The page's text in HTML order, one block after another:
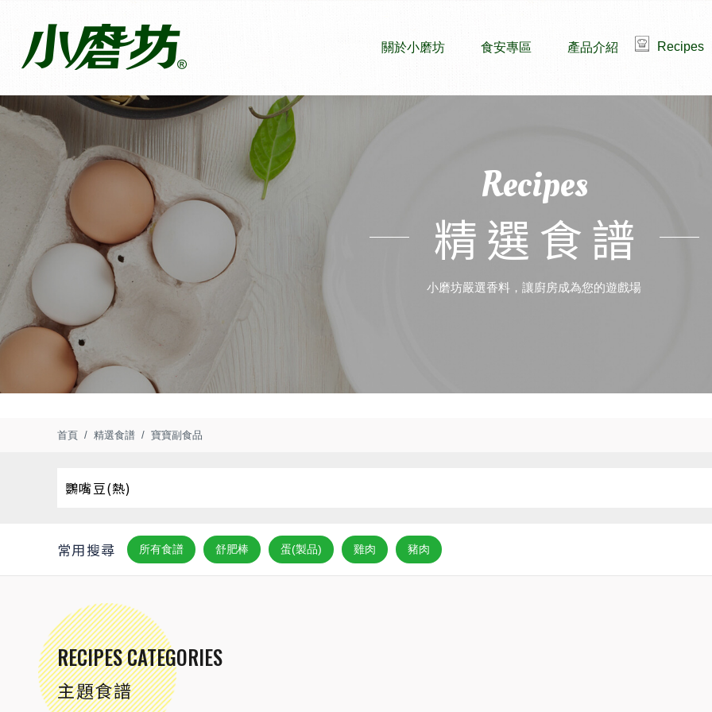
關於小磨坊 食安專區 產品介紹 Recipes
Recipes
精選食譜
小磨坊嚴選香料，讓廚房成為您的遊戲場
首頁 精選食譜 寶寶副食品
常用搜尋 所有食譜 舒肥棒 蛋(製品) 雞肉 豬肉
RECIPES CATEGORIES
主題食譜